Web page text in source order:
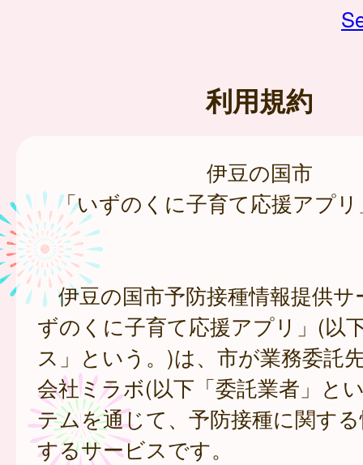
利用規約
伊豆の国市
「いずのくに子育て応援アプ
伊豆の国市予防接種情報提供サ
ずのくに子育て応援アプリ」(以
ス」という。)は、市が業務委託
会社ミラボ(以下「委託業者」と
テムを通じて、予防接種に関す
するサービスです。